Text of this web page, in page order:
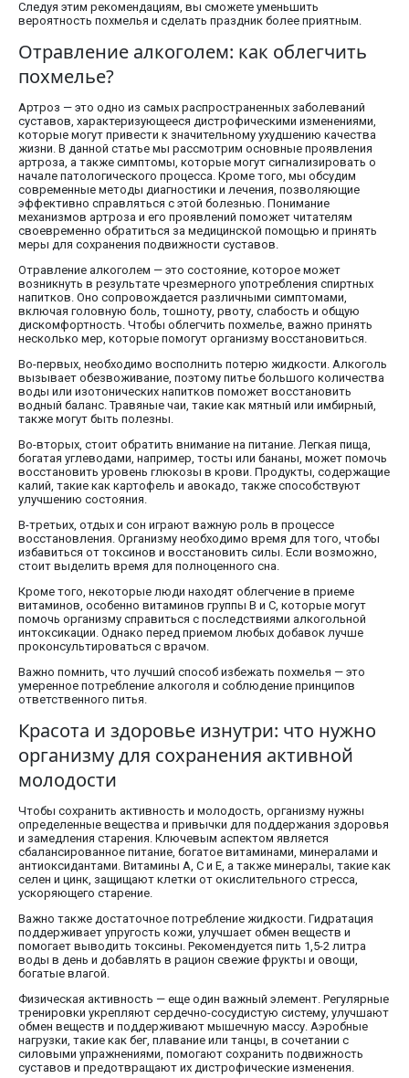
Следуя этим рекомендациям, вы сможете уменьшить
вероятность похмелья и сделать праздник более приятным.
Отравление алкоголем: как облегчить
похмелье?
Артроз — это одно из самых распространенных заболеваний
суставов, характеризующееся дистрофическими изменениями,
которые могут привести к значительному ухудшению качества
жизни. В данной статье мы рассмотрим основные проявления
артроза, а также симптомы, которые могут сигнализировать о
начале патологического процесса. Кроме того, мы обсудим
современные методы диагностики и лечения, позволяющие
эффективно справляться с этой болезнью. Понимание
механизмов артроза и его проявлений поможет читателям
своевременно обратиться за медицинской помощью и принять
меры для сохранения подвижности суставов.
Отравление алкоголем — это состояние, которое может
возникнуть в результате чрезмерного употребления спиртных
напитков. Оно сопровождается различными симптомами,
включая головную боль, тошноту, рвоту, слабость и общую
дискомфортность. Чтобы облегчить похмелье, важно принять
несколько мер, которые помогут организму восстановиться.
Во-первых, необходимо восполнить потерю жидкости. Алкоголь
вызывает обезвоживание, поэтому питье большого количества
воды или изотонических напитков поможет восстановить
водный баланс. Травяные чаи, такие как мятный или имбирный,
также могут быть полезны.
Во-вторых, стоит обратить внимание на питание. Легкая пища,
богатая углеводами, например, тосты или бананы, может помочь
восстановить уровень глюкозы в крови. Продукты, содержащие
калий, такие как картофель и авокадо, также способствуют
улучшению состояния.
В-третьих, отдых и сон играют важную роль в процессе
восстановления. Организму необходимо время для того, чтобы
избавиться от токсинов и восстановить силы. Если возможно,
стоит выделить время для полноценного сна.
Кроме того, некоторые люди находят облегчение в приеме
витаминов, особенно витаминов группы B и C, которые могут
помочь организму справиться с последствиями алкогольной
интоксикации. Однако перед приемом любых добавок лучше
проконсультироваться с врачом.
Важно помнить, что лучший способ избежать похмелья — это
умеренное потребление алкоголя и соблюдение принципов
ответственного питья.
Красота и здоровье изнутри: что нужно
организму для сохранения активной
молодости
Чтобы сохранить активность и молодость, организму нужны
определенные вещества и привычки для поддержания здоровья
и замедления старения. Ключевым аспектом является
сбалансированное питание, богатое витаминами, минералами и
антиоксидантами. Витамины A, C и E, а также минералы, такие как
селен и цинк, защищают клетки от окислительного стресса,
ускоряющего старение.
Важно также достаточное потребление жидкости. Гидратация
поддерживает упругость кожи, улучшает обмен веществ и
помогает выводить токсины. Рекомендуется пить 1,5-2 литра
воды в день и добавлять в рацион свежие фрукты и овощи,
богатые влагой.
Физическая активность — еще один важный элемент. Регулярные
тренировки укрепляют сердечно-сосудистую систему, улучшают
обмен веществ и поддерживают мышечную массу. Аэробные
нагрузки, такие как бег, плавание или танцы, в сочетании с
силовыми упражнениями, помогают сохранить подвижность
суставов и предотвращают их дистрофические изменения.